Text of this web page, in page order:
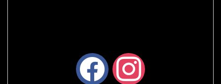
facebook instagram